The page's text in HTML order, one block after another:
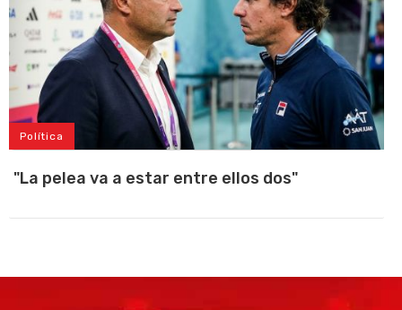
Política
"La pelea va a estar entre ellos dos"